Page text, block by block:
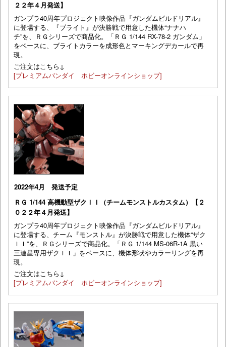
２２年４月発送】
ガンプラ40周年プロジェクト映像作品『ガンダムビルドリアル』
に登場する、『ブライト』が決勝戦で用意した機体“ナナハ
チ”を、ＲＧシリーズで商品化。「ＲＧ 1/144 RX-78-2 ガンダム」
をベースに、ブライトカラーを成形色とマーキングデカールで再
現。
ご注文はこちら↓
[プレミアムバンダイ ホビーオンラインショップ]
2022年4月 発送予定
ＲＧ 1/144 高機動型ザクＩＩ（チームモンストルカスタム）【２
０２２年４月発送】
ガンプラ40周年プロジェクト映像作品『ガンダムビルドリアル』
に登場する、チーム『モンストル』が決勝戦で用意した機体“ザク
ＩＩ”を、ＲＧシリーズで商品化。「ＲＧ 1/144 MS-06R-1A 黒い
三連星専用ザクＩＩ」をベースに、機体形状やカラーリングを再
現。
ご注文はこちら↓
[プレミアムバンダイ ホビーオンラインショップ]